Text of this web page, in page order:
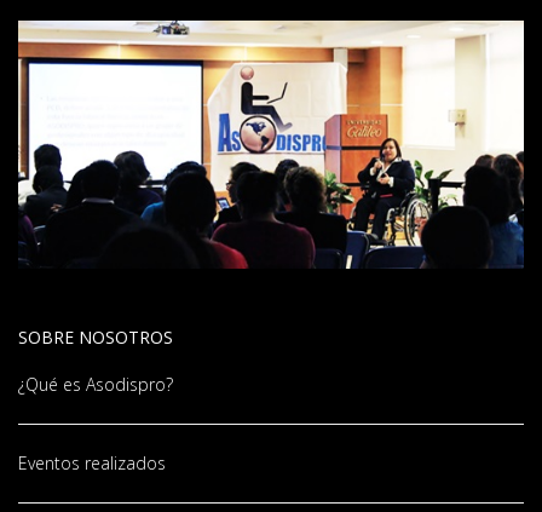
SOBRE NOSOTROS
¿Qué es Asodispro?
Eventos realizados